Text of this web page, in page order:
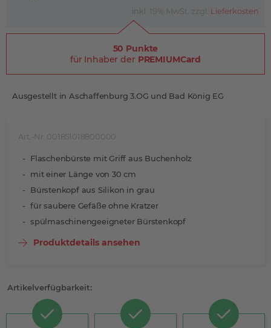
Art.-Nr. 001851018800000
Flaschenbürste mit Griff aus Buchenholz
mit einer Länge von 30 cm
Bürstenkopf aus Silikon in grau
für saubere Gefäße ohne Kratzer
spülmaschinengeeigneter Bürstenkopf
Produktdetails ansehen
Artikelverfügbarkeit:
inkl. 19% MwSt. zzgl. Lieferkosten
50 Punkte
für Inhaber der PREMIUMCard
Ausgestellt in Aschaffenburg 3.OG und Bad König EG